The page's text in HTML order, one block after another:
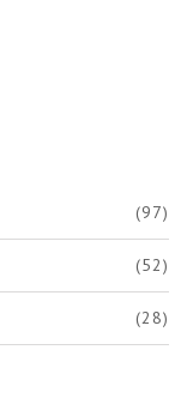
(97)
(52)
(28)